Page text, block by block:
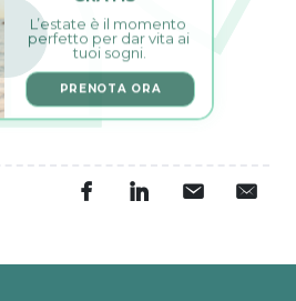
L’estate è il momento
perfetto per dar vita ai
tuoi sogni.